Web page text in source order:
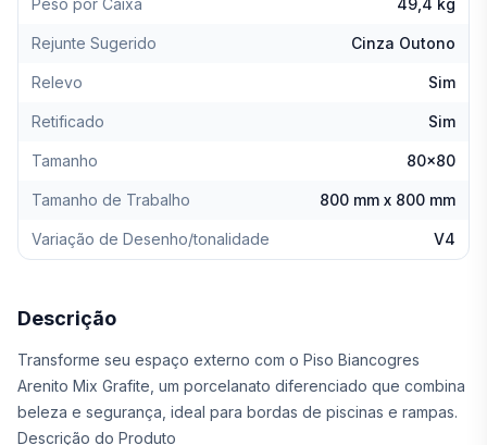
Peso por Caixa 49,4 kg
Rejunte Sugerido Cinza Outono
Relevo Sim
Retificado Sim
Tamanho 80x80
Tamanho de Trabalho 800 mm x 800 mm
Variação de Desenho/tonalidade V4
Descrição
Transforme seu espaço externo com o Piso Biancogres
Arenito Mix Grafite, um porcelanato diferenciado que combina
beleza e segurança, ideal para bordas de piscinas e rampas.
Descrição do Produto